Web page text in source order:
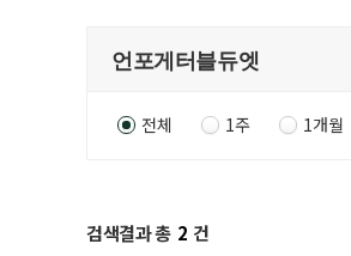
전체 1주 1개월
검색결과 총 2 건